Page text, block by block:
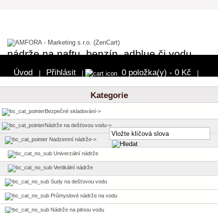
nádrže na naftu, benzín, adblue či vodu
Úvod Přihlásit 0 položka(y) - 0 Kč
Kategorie
Bezpečné skladování->
Nádrže na dešťovou vodu->
Nadzemní nádrže->
Univerzální nádrže
Vertikální nádrže
Sudy na dešťovou vodu
Průmyslové nádrže na vodu
Nádrže na pitnou vodu